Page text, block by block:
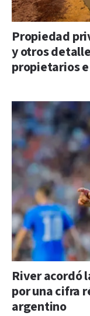
Propiedad
y otros
propietarios
River acordó
por una cifra
argentino